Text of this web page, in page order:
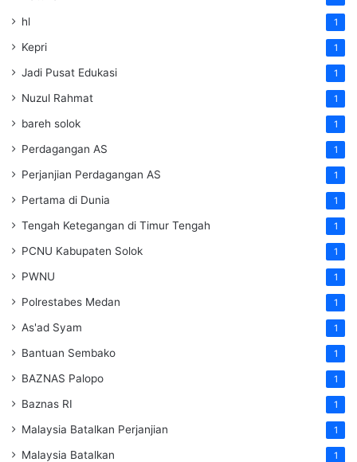
hl 1
Kepri 1
Jadi Pusat Edukasi 1
Nuzul Rahmat 1
bareh solok 1
Perdagangan AS 1
Perjanjian Perdagangan AS 1
Pertama di Dunia 1
Tengah Ketegangan di Timur Tengah 1
PCNU Kabupaten Solok 1
PWNU 1
Polrestabes Medan 1
As'ad Syam 1
Bantuan Sembako 1
BAZNAS Palopo 1
Baznas RI 1
Malaysia Batalkan Perjanjian 1
Malaysia Batalkan 1